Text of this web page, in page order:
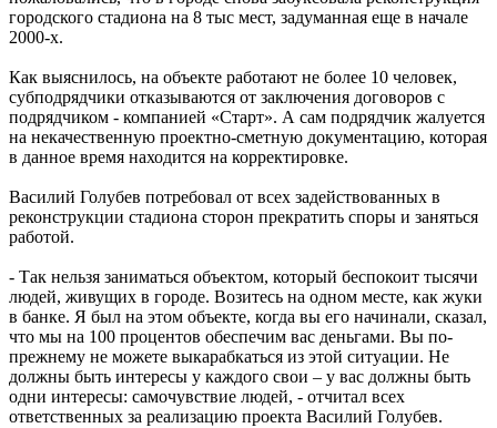
городского стадиона на 8 тыс мест, задуманная еще в начале
2000-х.
Как выяснилось, на объекте работают не более 10 человек,
субподрядчики отказываются от заключения договоров с
подрядчиком - компанией «Старт». А сам подрядчик жалуется
на некачественную проектно-сметную документацию, которая
в данное время находится на корректировке.
Василий Голубев потребовал от всех задействованных в
реконструкции стадиона сторон прекратить споры и заняться
работой.
- Так нельзя заниматься объектом, который беспокоит тысячи
людей, живущих в городе. Возитесь на одном месте, как жуки
в банке. Я был на этом объекте, когда вы его начинали, сказал,
что мы на 100 процентов обеспечим вас деньгами. Вы по-
прежнему не можете выкарабкаться из этой ситуации. Не
должны быть интересы у каждого свои – у вас должны быть
одни интересы: самочувствие людей, - отчитал всех
ответственных за реализацию проекта Василий Голубев.